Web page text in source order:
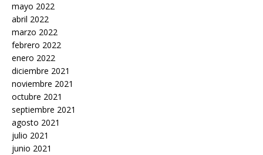
mayo 2022
abril 2022
marzo 2022
febrero 2022
enero 2022
diciembre 2021
noviembre 2021
octubre 2021
septiembre 2021
agosto 2021
julio 2021
junio 2021